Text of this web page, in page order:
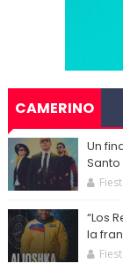
CAMERINO
Un
“Los
la